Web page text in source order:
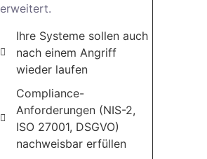
erweitert.
Ihre Systeme sollen auch
nach einem Angriff
wieder laufen
Compliance-
Anforderungen (NIS-2,
ISO 27001, DSGVO)
nachweisbar erfüllen